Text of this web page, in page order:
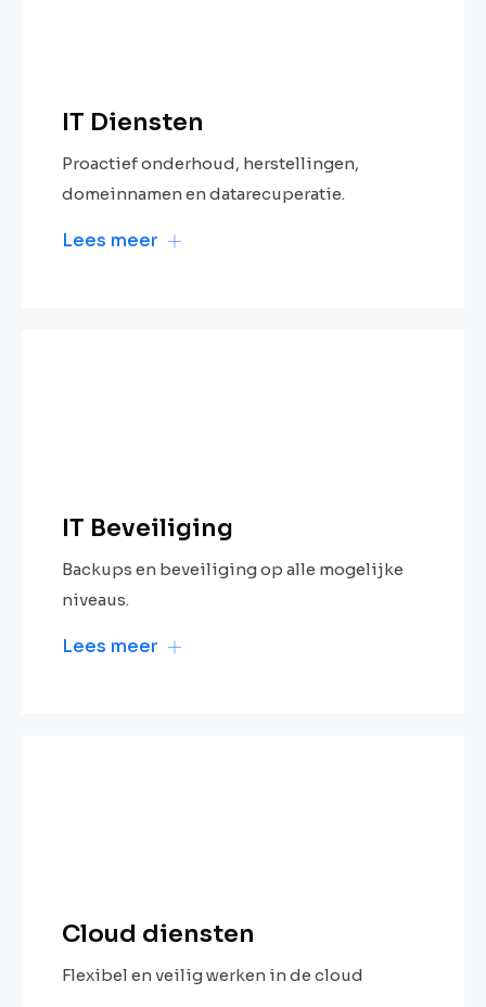
IT Diensten
Proactief onderhoud, herstellingen,
domeinnamen en datarecuperatie.
Lees meer
IT Beveiliging
Backups en beveiliging op alle mogelijke
niveaus.
Lees meer
Cloud diensten
Flexibel en veilig werken in de cloud